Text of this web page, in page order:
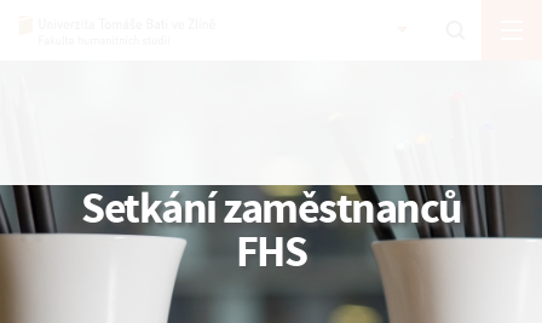
Setkání zaměstnanců
FHS